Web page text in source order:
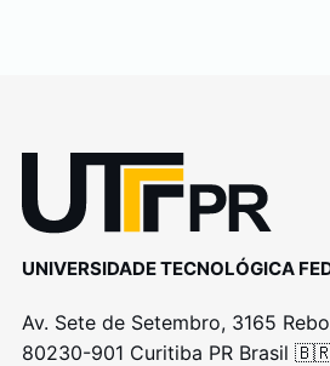
UNIVERSIDADE TECNOLÓGICA
Av. Sete de Setembro, 3165
80230-901 Curitiba PR Brasil